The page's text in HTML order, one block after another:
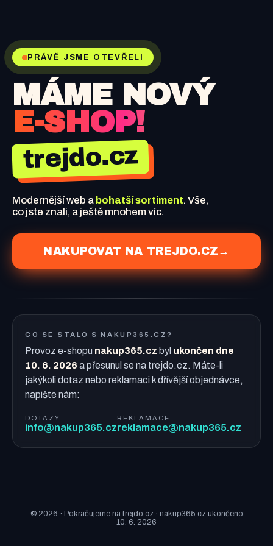
PRÁVĚ JSME OTEVŘELI
MÁME NOVÝ
E-SHOP!
trejdo.cz
Modernější web a bohatší sortiment. Vše,
co jste znali, a ještě mnohem víc.
NAKUPOVAT NA TREJDO.CZ →
CO SE STALO S NAKUP365.CZ?
Provoz e-shopu nakup365.cz byl ukončen dne
10. 6. 2026 a přesunul se na trejdo.cz. Máte-li
jakýkoli dotaz nebo reklamaci k dřívější objednávce,
napište nám:
DOTAZY
info@nakup365.cz
REKLAMACE
reklamace@nakup365.cz
© 2026 · Pokračujeme na trejdo.cz · nakup365.cz ukončeno
10. 6. 2026